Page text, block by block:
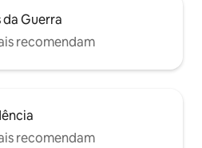
e
cidade de Ho
da
se para
the Far East!
da Guerra
recomendam
recomendam